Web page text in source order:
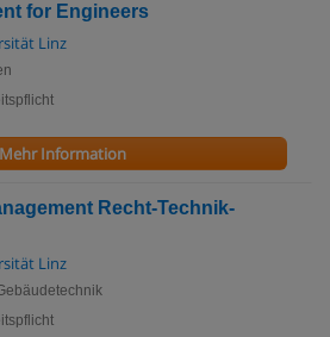
for Engineers
Linz
Mehr Information
Recht-Technik-
Linz